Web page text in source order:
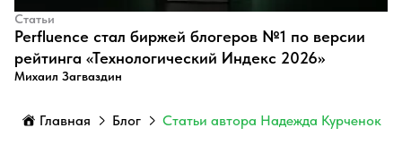
Статьи
Perfluence стал биржей блогеров №1 по версии
рейтинга «Технологический Индекс 2026»
Михаил Загваздин
Главная Блог Статьи автора Надежда Курченок